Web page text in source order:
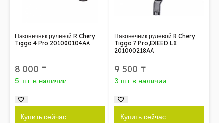
Наконечник рулевой R Chery
Tiggo 4 Pro 201000104AA
8 000 ₸
5 шт в наличии
Купить сейчас
Наконечник рулевой R Chery
Tiggo 7 Pro,EXEED LX
201000218AA
9 500 ₸
3 шт в наличии
Купить сейчас